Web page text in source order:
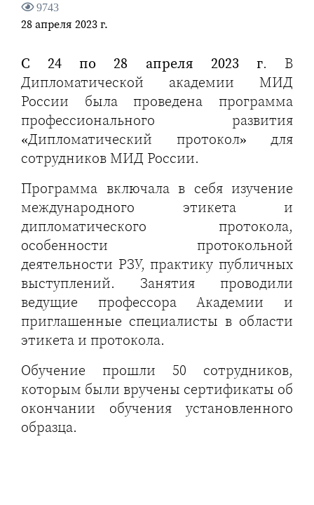
9743
28 апреля 2023 г.
С 24 по 28 апреля 2023 г. В
Дипломатической академии МИД
России была проведена программа
профессионального развития
«Дипломатический протокол» для
сотрудников МИД России.
Программа включала в себя изучение
международного этикета и
дипломатического протокола,
особенности протокольной
деятельности РЗУ, практику публичных
выступлений. Занятия проводили
ведущие профессора Академии и
приглашенные специалисты в области
этикета и протокола.
Обучение прошли 50 сотрудников,
которым были вручены сертификаты об
окончании обучения установленного
образца.